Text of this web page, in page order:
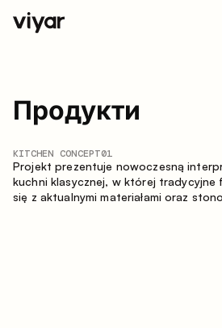
Продукти
KITCHEN CONCEPT01
Projekt prezentuje nowoczesną
kuchni klasycznej, w której tradycyjne
się z aktualnymi materiałami oraz
kompozycja zabudowy tworzy